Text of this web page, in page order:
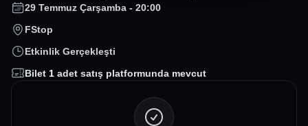
29 Temmuz Çarşamba - 20:00
FStop
Etkinlik Gerçekleşti
Bilet 1 adet satış platformunda mevcut